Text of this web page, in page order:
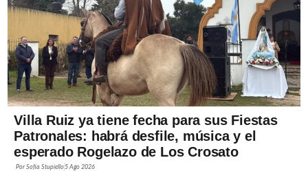
Villa Ruiz ya tiene fecha para sus Fiestas
Patronales: habrá desfile, música y el
esperado Rogelazo de Los Crosato
PorSofía Stupiello5 Ago 2026